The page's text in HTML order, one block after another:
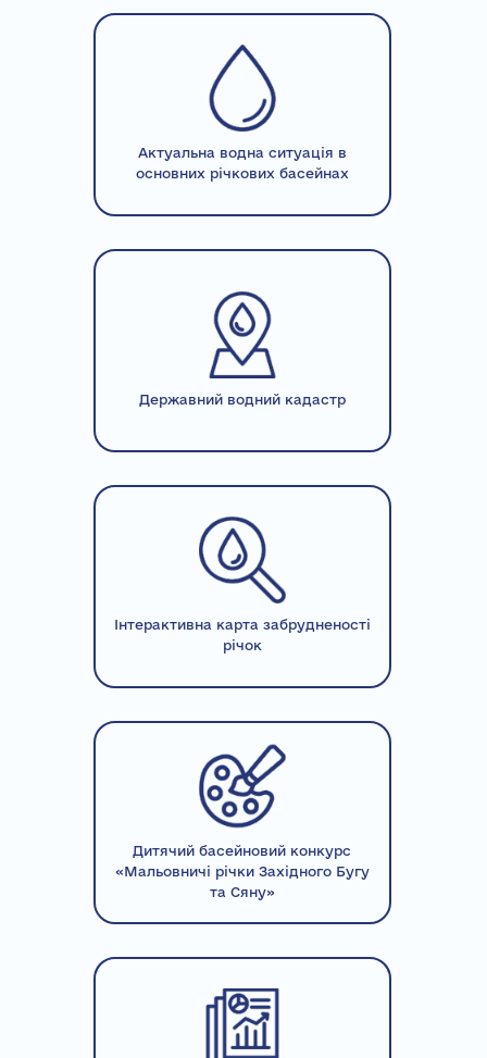
Актуальна водна ситуація в
основних річкових басейнах
Державний водний кадастр
Інтерактивна карта забрудненості
річок
Дитячий басейновий конкурс
«Мальовничі річки Західного Бугу
та Сяну»